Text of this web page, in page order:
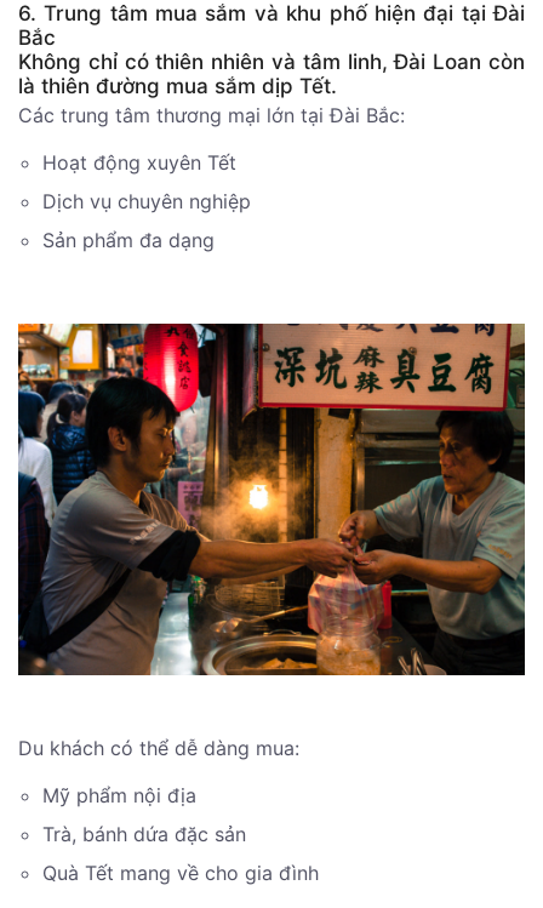
6. Trung tâm mua sắm và khu phố hiện đại tại Đài
Bắc
Không chỉ có thiên nhiên và tâm linh, Đài Loan còn
là thiên đường mua sắm dịp Tết.
Các trung tâm thương mại lớn tại Đài Bắc:
Hoạt động xuyên Tết
Dịch vụ chuyên nghiệp
Sản phẩm đa dạng
Du khách có thể dễ dàng mua:
Mỹ phẩm nội địa
Trà, bánh dứa đặc sản
Quà Tết mang về cho gia đình